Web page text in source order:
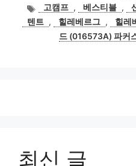
고
리
태
그
고캠프 , 베스티블 ,
텐트 , 힐레베르그 ,
힐레
드 (016573A) 파커
최신 글